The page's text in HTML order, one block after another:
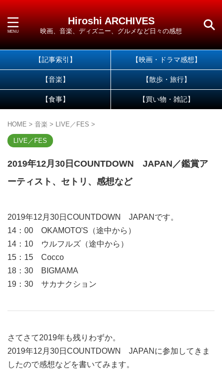
Hiroshi ARCHIVES
映画、音楽、ディズニー、グルメなど日々の感想
【記事索引】 【映画・ドラマ感想】
【音楽】 【散歩・旅行】
【食事】 【買い物・雑記】
HOME > 音楽 > LIVE／FES >
LIVE／FES
2019年12月30日COUNTDOWN JAPAN／鑑賞ア
ーティスト、セトリ、感想など
2019年12月30日COUNTDOWN JAPANです。
14：00 OKAMOTO'S（途中から）
14：10 ウルフルズ（途中から）
15：15 Cocco
18：30 BIGMAMA
19：30 サカナクション
さてさて2019年も残りわずか。
2019年12月30日COUNTDOWN JAPANに参加してきま
したので感想などを書いてみます。